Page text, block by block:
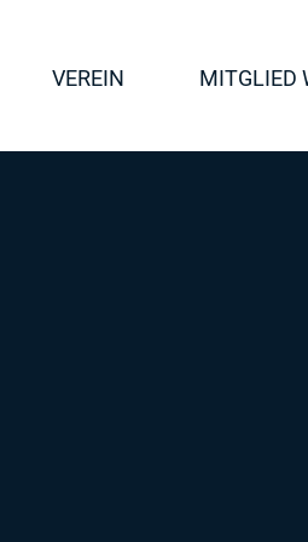
VEREIN MITGLIED